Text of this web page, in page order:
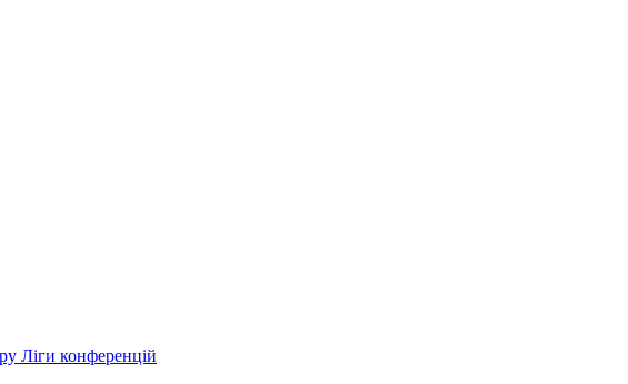
Ліги конференцій